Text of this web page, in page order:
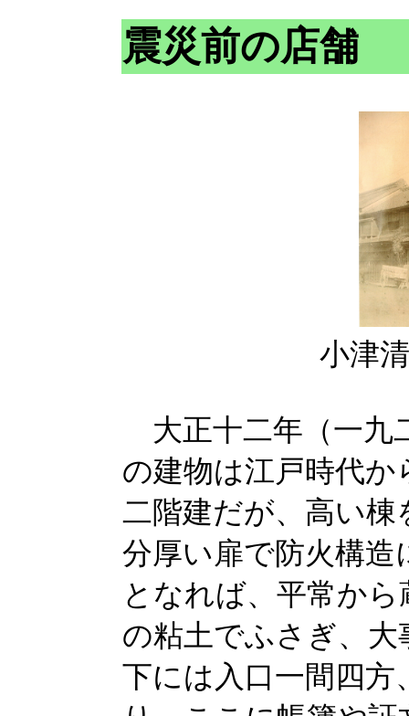
震災前の店舗
小津
大正十二年（一九
の建物は江戸時代
二階建だが、高い
分厚い扉で防火構
となれば、平常か
の粘土でふさぎ、
下には入口一間四